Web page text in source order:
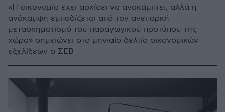
«Η οικονομία έχει αρχίσει να ανακάμπτει, αλλά η
ανάκαμψη εμποδίζεται από τον ανεπαρκή
μετασχηματισμό του παραγωγικού προτύπου της
χώρα» σημειώνει στο μηνιαίο δελτίο οικονομικών
εξελίξεων ο ΣΕΒ